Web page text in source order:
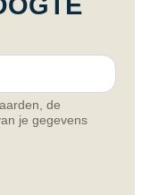
de
je gegevens